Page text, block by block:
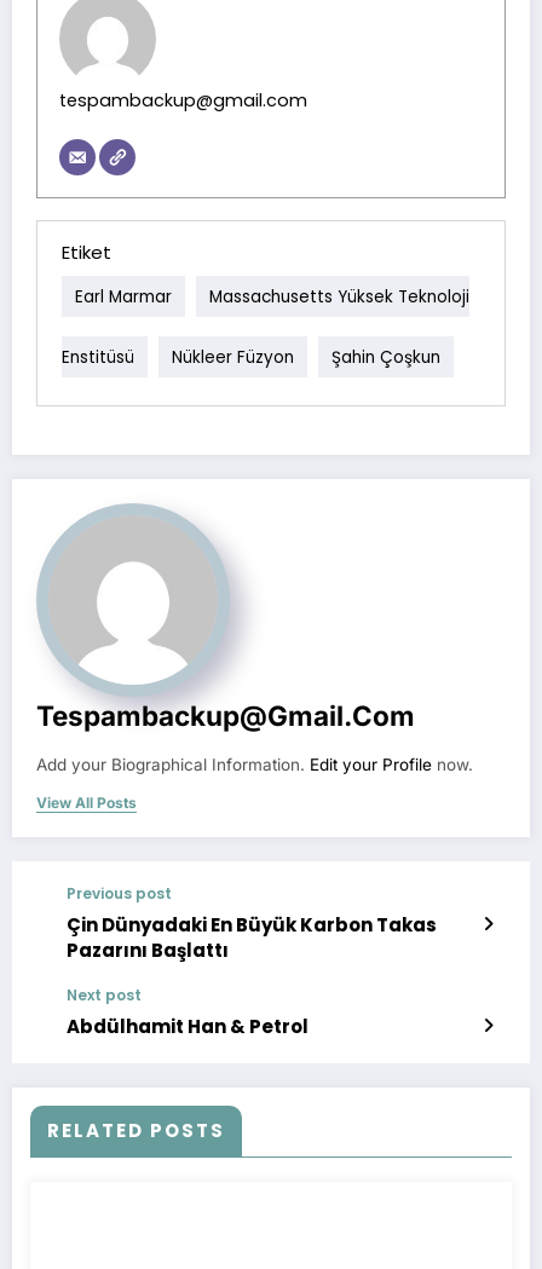
tespambackup@gmail.com
Etiket
Earl Marmar Massachusetts Yüksek Teknoloji
Enstitüsü Nükleer Füzyon Şahin Çoşkun
Tespambackup@gmail.com
Add your Biographical Information. Edit your Profile now.
View All Posts
Previous post
Çin Dünyadaki En Büyük Karbon Takas
Pazarını Başlattı
Next post
Abdülhamit Han & Petrol
RELATED POSTS